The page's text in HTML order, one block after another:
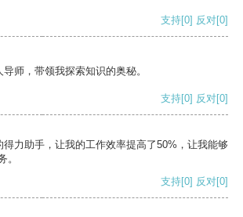
支持[0] 反对[0]
师，带领我探索知识的奥秘。
支持[0] 反对[0]
得力助手，让我的工作效率提高了50%，让我能够
。
支持[0] 反对[0]